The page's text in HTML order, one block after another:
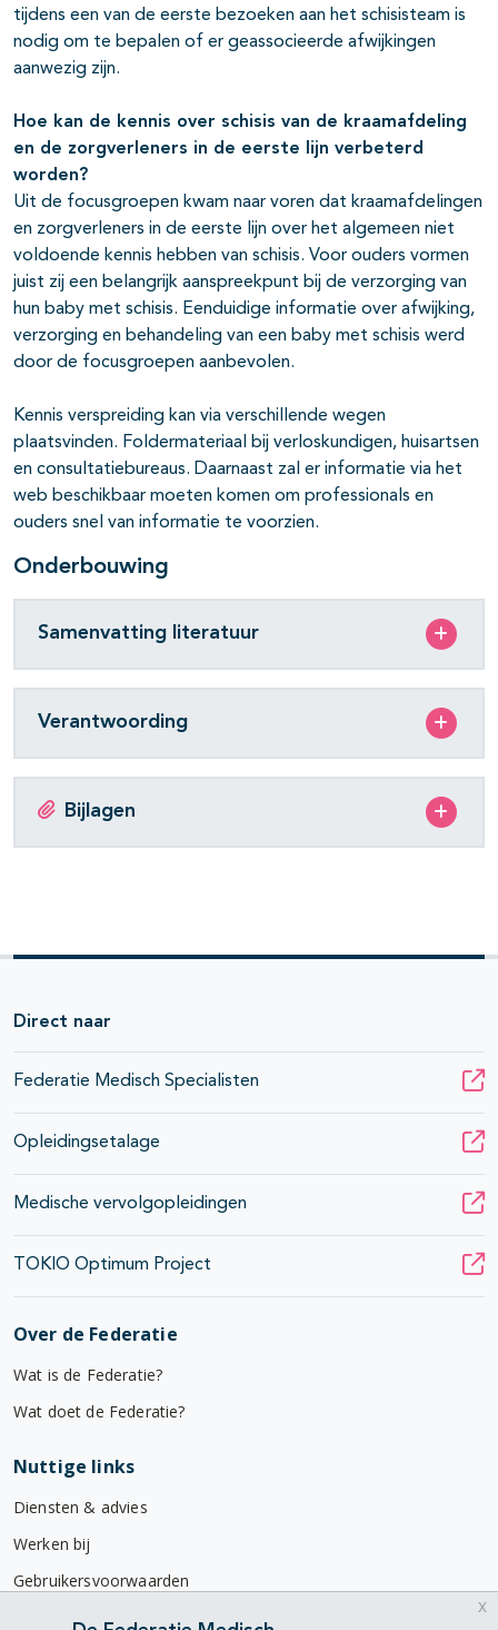
tijdens een van de eerste bezoeken aan het schisisteam is
nodig om te bepalen of er geassocieerde afwijkingen
aanwezig zijn.
Hoe kan de kennis over schisis van de kraamafdeling
en de zorgverleners in de eerste lijn verbeterd
worden?
Uit de focusgroepen kwam naar voren dat kraamafdelingen
en zorgverleners in de eerste lijn over het algemeen niet
voldoende kennis hebben van schisis. Voor ouders vormen
juist zij een belangrijk aanspreekpunt bij de verzorging van
hun baby met schisis. Eenduidige informatie over afwijking,
verzorging en behandeling van een baby met schisis werd
door de focusgroepen aanbevolen.
Kennis verspreiding kan via verschillende wegen
plaatsvinden. Foldermateriaal bij verloskundigen, huisartsen
en consultatiebureaus. Daarnaast zal er informatie via het
web beschikbaar moeten komen om professionals en
ouders snel van informatie te voorzien.
Onderbouwing
Samenvatting literatuur
Verantwoording
Bijlagen
Direct naar
Federatie Medisch Specialisten
Opleidingsetalage
Medische vervolgopleidingen
TOKIO Optimum Project
Over de Federatie
Wat is de Federatie?
Wat doet de Federatie?
Nuttige links
Diensten & advies
Werken bij
Gebruikersvoorwaarden
Privacyverklaring
x